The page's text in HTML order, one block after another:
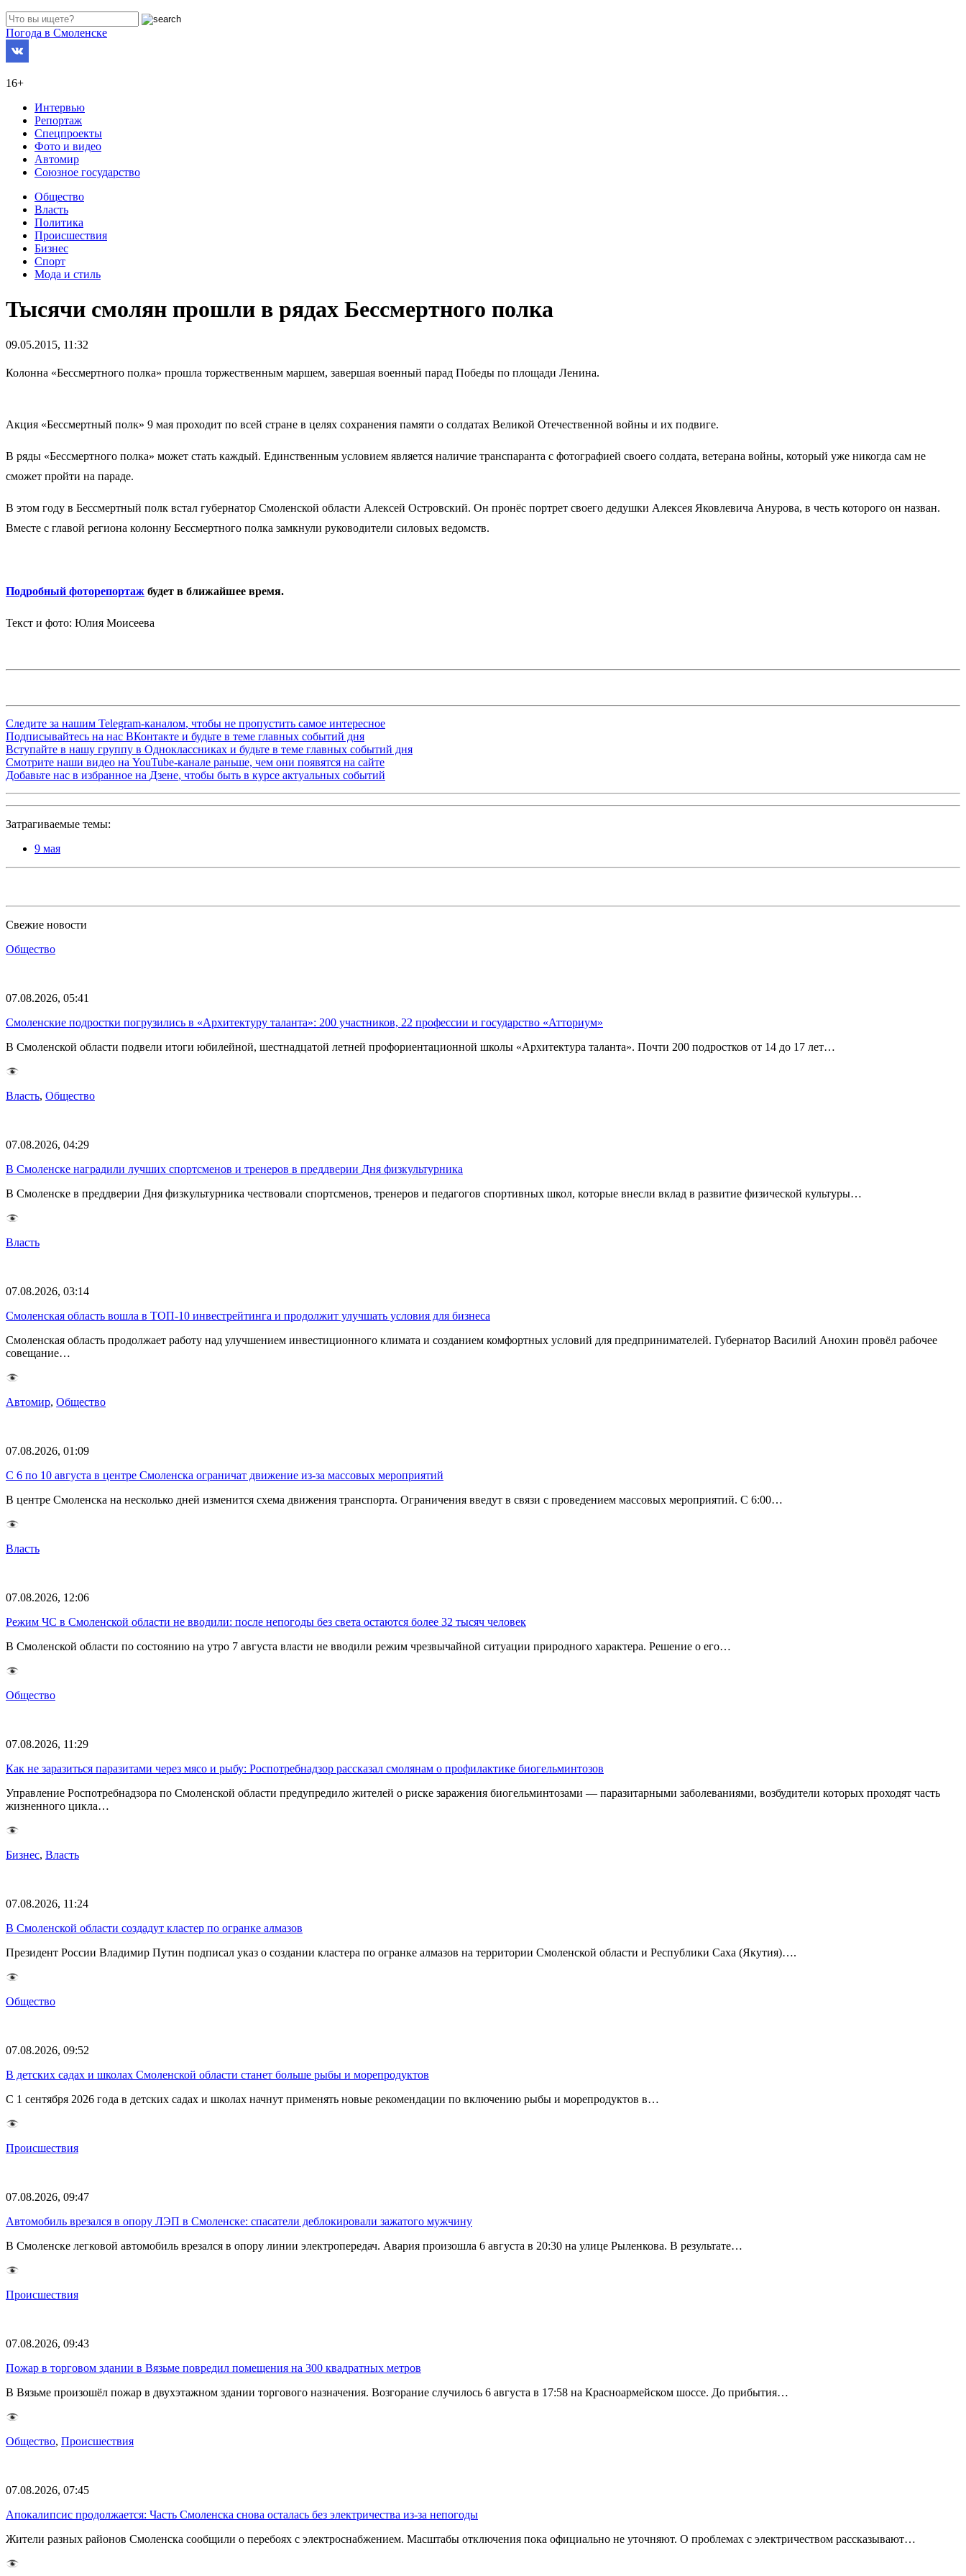
Погода в Смоленске
16+
Интервью
Репортаж
Спецпроекты
Фото и видео
Автомир
Союзное государство
Общество
Власть
Политика
Происшествия
Бизнес
Спорт
Мода и стиль
Тысячи смолян прошли в рядах Бессмертного полка
09.05.2015, 11:32
Колонна «Бессмертного полка» прошла торжественным маршем, завершая военный парад Победы по площади Ленина.
Акция «Бессмертный полк» 9 мая проходит по всей стране в целях сохранения памяти о солдатах Великой Отечественной войны и их подвиге.
В ряды «Бессмертного полка» может стать каждый. Единственным условием является наличие транспаранта с фотографией своего солдата, ветерана войны, который уже никогда сам не
сможет пройти на параде.
В этом году в Бессмертный полк встал губернатор Смоленской области Алексей Островский. Он пронёс портрет своего дедушки Алексея Яковлевича Анурова, в честь которого он назван.
Вместе с главой региона колонну Бессмертного полка замкнули руководители силовых ведомств.
Подробный фоторепортаж будет в ближайшее время.
Текст и фото: Юлия Моисеева
Следите за нашим Telegram-каналом, чтобы не пропустить самое интересное
Подписывайтесь на нас ВКонтакте и будьте в теме главных событий дня
Вступайте в нашу группу в Одноклассниках и будьте в теме главных событий дня
Смотрите наши видео на YouTube-канале раньше, чем они появятся на сайте
Добавьте нас в избранное на Дзене, чтобы быть в курсе актуальных событий
Затрагиваемые темы:
9 мая
Свежие новости
Общество
07.08.2026, 05:41
Смоленские подростки погрузились в «Архитектуру таланта»: 200 участников, 22 профессии и государство «Атториум»
В Смоленской области подвели итоги юбилейной, шестнадцатой летней профориентационной школы «Архитектура таланта». Почти 200 подростков от 14 до 17 лет…
Власть, Общество
07.08.2026, 04:29
В Смоленске наградили лучших спортсменов и тренеров в преддверии Дня физкультурника
В Смоленске в преддверии Дня физкультурника чествовали спортсменов, тренеров и педагогов спортивных школ, которые внесли вклад в развитие физической культуры…
Власть
07.08.2026, 03:14
Смоленская область вошла в ТОП-10 инвестрейтинга и продолжит улучшать условия для бизнеса
Смоленская область продолжает работу над улучшением инвестиционного климата и созданием комфортных условий для предпринимателей. Губернатор Василий Анохин провёл рабочее
совещание…
Автомир, Общество
07.08.2026, 01:09
С 6 по 10 августа в центре Смоленска ограничат движение из-за массовых мероприятий
В центре Смоленска на несколько дней изменится схема движения транспорта. Ограничения введут в связи с проведением массовых мероприятий. С 6:00…
Власть
07.08.2026, 12:06
Режим ЧС в Смоленской области не вводили: после непогоды без света остаются более 32 тысяч человек
В Смоленской области по состоянию на утро 7 августа власти не вводили режим чрезвычайной ситуации природного характера. Решение о его…
Общество
07.08.2026, 11:29
Как не заразиться паразитами через мясо и рыбу: Роспотребнадзор рассказал смолянам о профилактике биогельминтозов
Управление Роспотребнадзора по Смоленской области предупредило жителей о риске заражения биогельминтозами — паразитарными заболеваниями, возбудители которых проходят часть
жизненного цикла…
Бизнес, Власть
07.08.2026, 11:24
В Смоленской области создадут кластер по огранке алмазов
Президент России Владимир Путин подписал указ о создании кластера по огранке алмазов на территории Смоленской области и Республики Саха (Якутия)….
Общество
07.08.2026, 09:52
В детских садах и школах Смоленской области станет больше рыбы и морепродуктов
С 1 сентября 2026 года в детских садах и школах начнут применять новые рекомендации по включению рыбы и морепродуктов в…
Происшествия
07.08.2026, 09:47
Автомобиль врезался в опору ЛЭП в Смоленске: спасатели деблокировали зажатого мужчину
В Смоленске легковой автомобиль врезался в опору линии электропередач. Авария произошла 6 августа в 20:30 на улице Рыленкова. В результате…
Происшествия
07.08.2026, 09:43
Пожар в торговом здании в Вязьме повредил помещения на 300 квадратных метров
В Вязьме произошёл пожар в двухэтажном здании торгового назначения. Возгорание случилось 6 августа в 17:58 на Красноармейском шоссе. До прибытия…
Общество, Происшествия
07.08.2026, 07:45
Апокалипсис продолжается: Часть Смоленска снова осталась без электричества из-за непогоды
Жители разных районов Смоленска сообщили о перебоях с электроснабжением. Масштабы отключения пока официально не уточняют. О проблемах с электричеством рассказывают…